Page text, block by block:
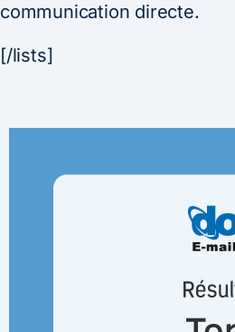
communication directe.
[/lists]